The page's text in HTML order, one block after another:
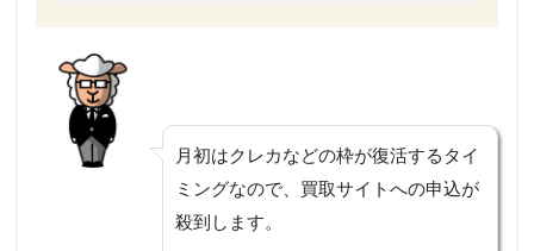
月初はクレカなどの枠が復活するタイ
ミングなので、買取サイトへの申込が
殺到します。